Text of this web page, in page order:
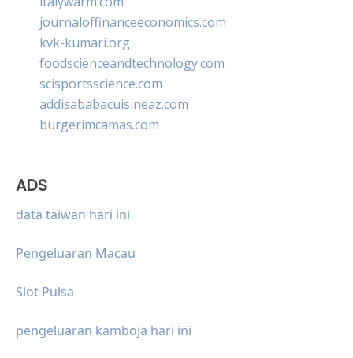
journaloffinanceeconomics.com
kvk-kumari.org
foodscienceandtechnology.com
scisportsscience.com
addisababacuisineaz.com
burgerimcamas.com
ADS
data taiwan hari ini
Pengeluaran Macau
Slot Pulsa
pengeluaran kamboja hari ini